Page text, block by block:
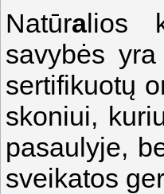
Natūralios
savybės
sertifikuotų
skoniui,
pasaulyje,
sveikatos